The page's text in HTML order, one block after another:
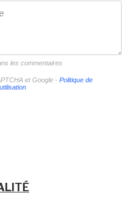
les commentaires
et Google - Politique de